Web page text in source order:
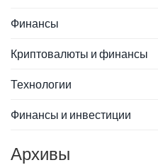
Финансы
Криптовалюты и финансы
Технологии
Финансы и инвестиции
Архивы